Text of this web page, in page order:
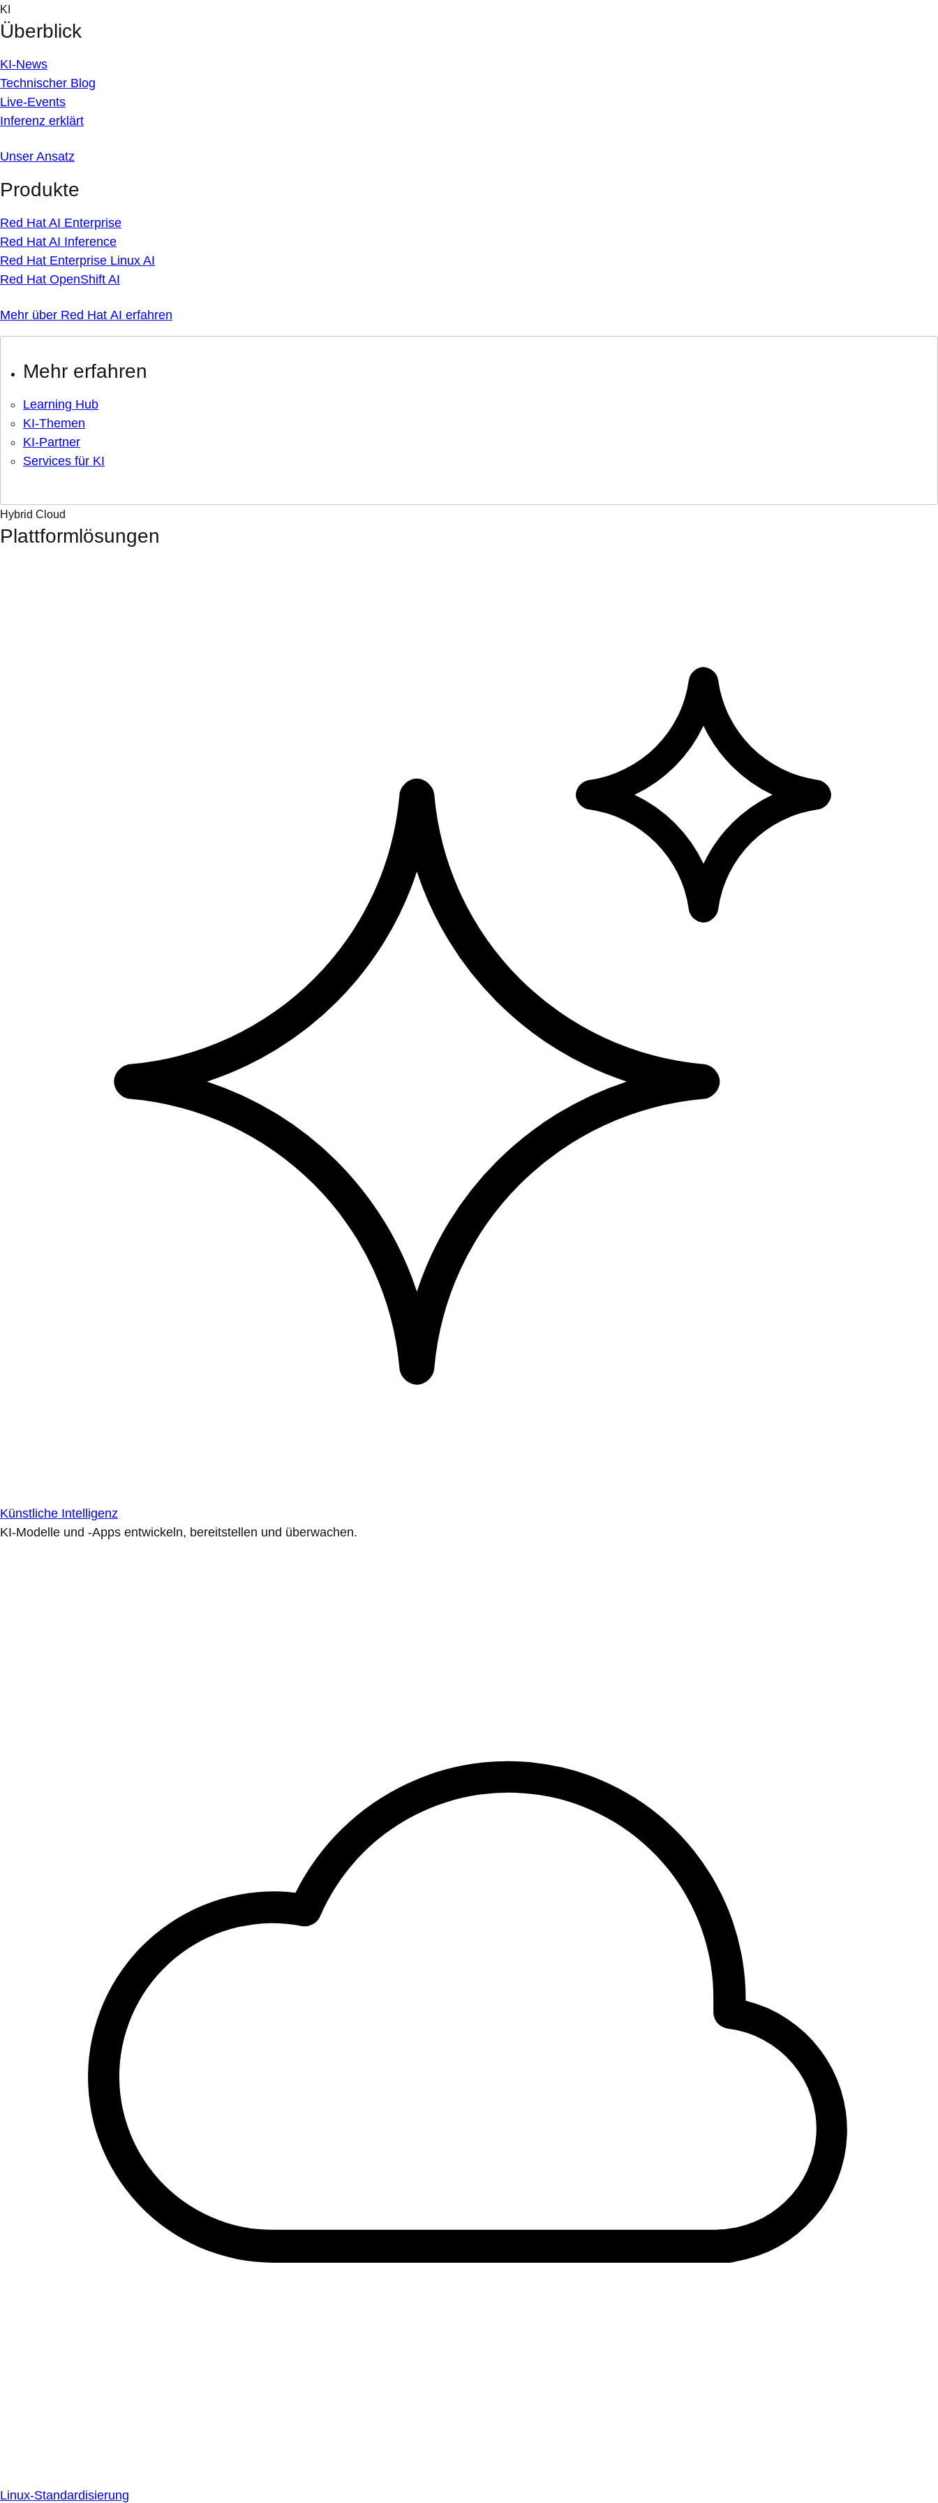
Skip
to
content
KI
Überblick
KI-News
Technischer Blog
Live-Events
Inferenz erklärt
Unser Ansatz
Produkte
Red Hat AI Enterprise
Red Hat AI Inference
Red Hat Enterprise Linux AI
Red Hat OpenShift AI
Mehr über Red Hat AI erfahren
Mehr erfahren
Learning Hub
KI-Themen
KI-Partner
Services für KI
Hybrid Cloud
Plattformlösungen
Künstliche Intelligenz
KI-Modelle und -Apps entwickeln, bereitstellen und überwachen.
Linux-Standardisierung